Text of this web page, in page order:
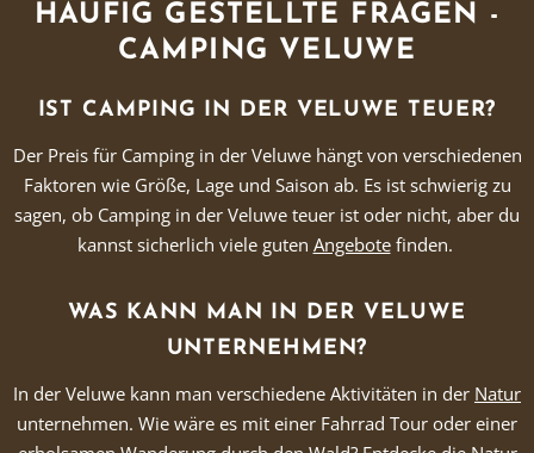
HÄUFIG GESTELLTE FRAGEN -
CAMPING VELUWE
IST CAMPING IN DER VELUWE TEUER?
Der Preis für Camping in der Veluwe hängt von verschiedenen
Faktoren wie Größe, Lage und Saison ab. Es ist schwierig zu
sagen, ob Camping in der Veluwe teuer ist oder nicht, aber du
kannst sicherlich viele guten Angebotefinden.
WAS KANN MAN IN DER VELUWE
UNTERNEHMEN?
In der Veluwe kann man verschiedene Aktivitäten in der Natur
unternehmen. Wie wäre es mit einer Fahrrad Tour oder einer